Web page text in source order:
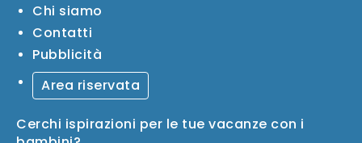
Chi siamo
Contatti
Pubblicità
Area riservata
Cerchi ispirazioni per le tue vacanze con i